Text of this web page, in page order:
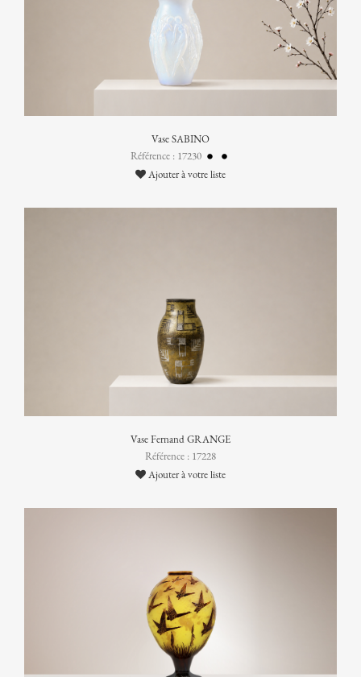
Vase SABINO
Référence : 17230
Ajouter à votre liste
Vase Fernand GRANGE
Référence : 17228
Ajouter à votre liste